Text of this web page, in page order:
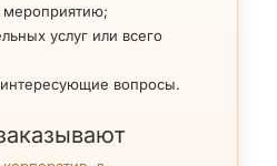
услуг или всего
вопросы.